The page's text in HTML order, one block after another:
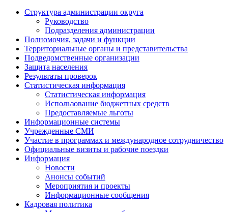
Структура администрации округа
Руководство
Подразделения администрации
Полномочия, задачи и функции
Территориальные органы и представительства
Подведомственные организации
Защита населения
Результаты проверок
Статистическая информация
Статистическая информация
Использование бюджетных средств
Предоставляемые льготы
Информационные системы
Учрежденные СМИ
Участие в программах и международное сотрудничество
Официальные визиты и рабочие поездки
Информация
Новости
Анонсы событий
Мероприятия и проекты
Информационные сообщения
Кадровая политика